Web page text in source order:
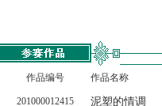
作品编号 作品名称
201000012415 泥塑的情调